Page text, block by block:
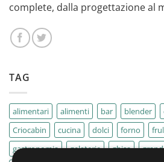
complete, dalla progettazione al
TAG
alimentari alimenti bar blender
Criocabin
cucina dolci forno
gastronomia
gelaterie ghisa